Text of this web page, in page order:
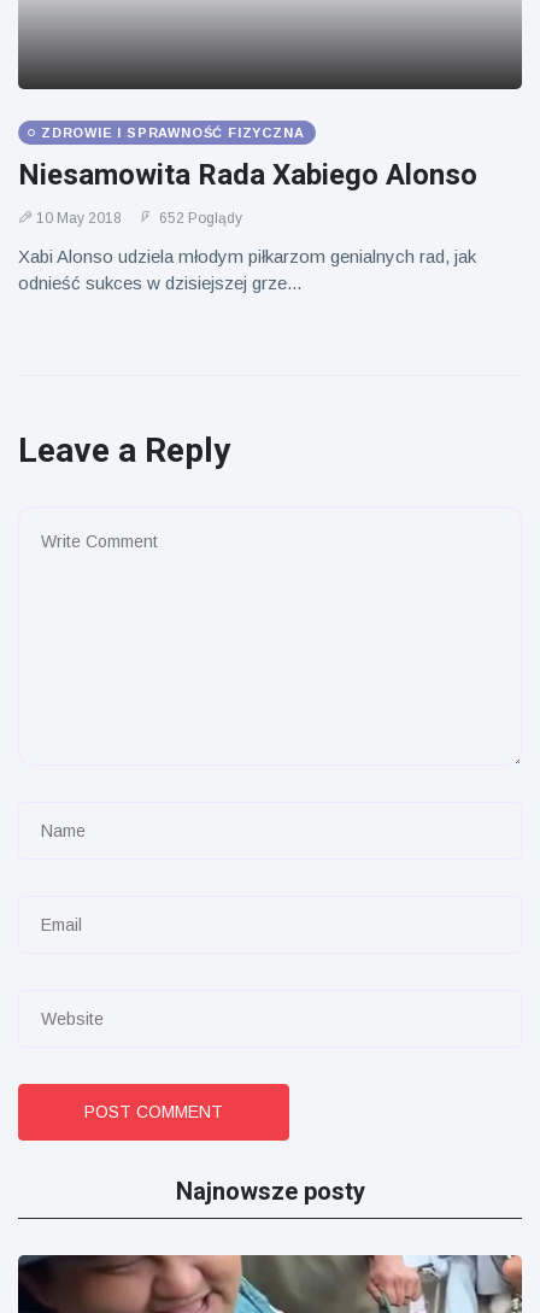
ZDROWIE I SPRAWNOŚĆ FIZYCZNA
Niesamowita Rada Xabiego Alonso
10 May 2018 652 Poglądy
Xabi Alonso udziela młodym piłkarzom genialnych rad, jak
odnieść sukces w dzisiejszej grze...
Leave a Reply
POST COMMENT
Najnowsze posty